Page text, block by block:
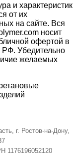
и
от их
на сайте. Вся
носит
офертой в
РФ. Убедительно
желаемых
г. Ростов-на-Дону,
1176196052120